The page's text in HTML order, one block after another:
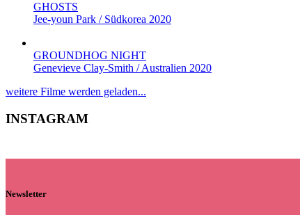
GHOSTS
Jee-youn Park / Südkorea 2020
GROUNDHOG NIGHT
Genevieve Clay-Smith / Australien 2020
weitere Filme werden geladen...
INSTAGRAM
Newsletter